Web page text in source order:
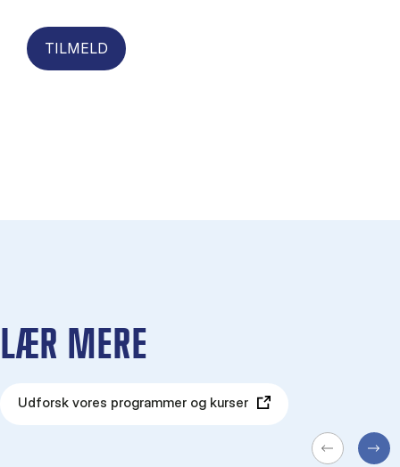
TILMELD
LÆR MERE
Udforsk vores programmer og kurser